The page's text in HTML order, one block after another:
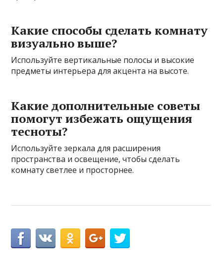
Какие способы сделать комнату
визуально выше?
Используйте вертикальные полосы и высокие
предметы интерьера для акцента на высоте.
Какие дополнительные советы
помогут избежать ощущения
тесноты?
Используйте зеркала для расширения
пространства и освещение, чтобы сделать
комнату светлее и просторнее.